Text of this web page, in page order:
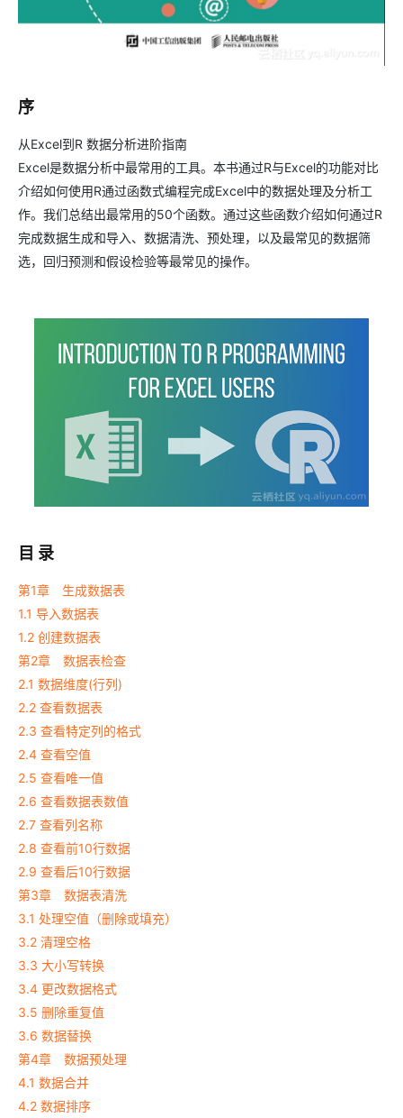
序
从Excel到R 数据分析进阶指南
Excel是数据分析中最常用的工具。本书通过R与Excel的功能对比
介绍如何使用R通过函数式编程完成Excel中的数据处理及分析工
作。我们总结出最常用的50个函数。通过这些函数介绍如何通过R
完成数据生成和导入、数据清洗、预处理，以及最常见的数据筛
选，回归预测和假设检验等最常见的操作。
目 录
第1章 生成数据表
1.1 导入数据表
1.2 创建数据表
第2章 数据表检查
2.1 数据维度(行列)
2.2 查看数据表
2.3 查看特定列的格式
2.4 查看空值
2.5 查看唯一值
2.6 查看数据表数值
2.7 查看列名称
2.8 查看前10行数据
2.9 查看后10行数据
第3章 数据表清洗
3.1 处理空值（删除或填充）
3.2 清理空格
3.3 大小写转换
3.4 更改数据格式
3.5 删除重复值
3.6 数据替换
第4章 数据预处理
4.1 数据合并
4.2 数据排序